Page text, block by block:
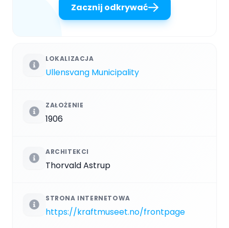
Zacznij odkrywać
LOKALIZACJA
Ullensvang Municipality
ZAŁOŻENIE
1906
ARCHITEKCI
Thorvald Astrup
STRONA INTERNETOWA
https://kraftmuseet.no/frontpage